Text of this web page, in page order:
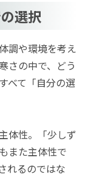
選択
調や環境を考え
さの中で、どう
べて「自分の選
体性。「少しず
また主体性で
れるのではな